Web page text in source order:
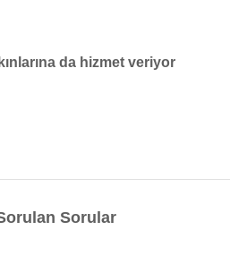
da hizmet veriyor
Sorular